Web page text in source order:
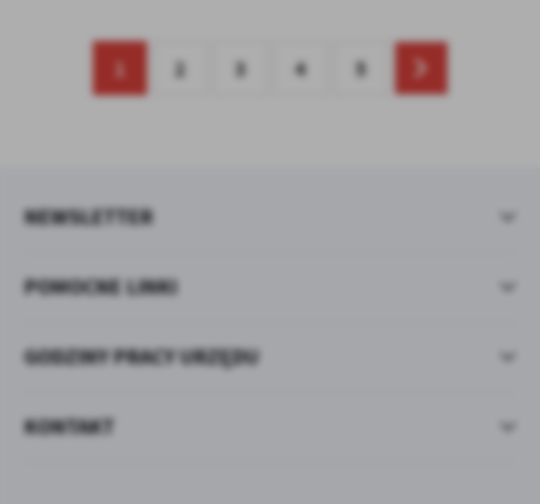
1 2 3 4 5
POMOCNE LINKI
NEWSLETTER
GODZINY PRACY URZĘDU
KONTAKT